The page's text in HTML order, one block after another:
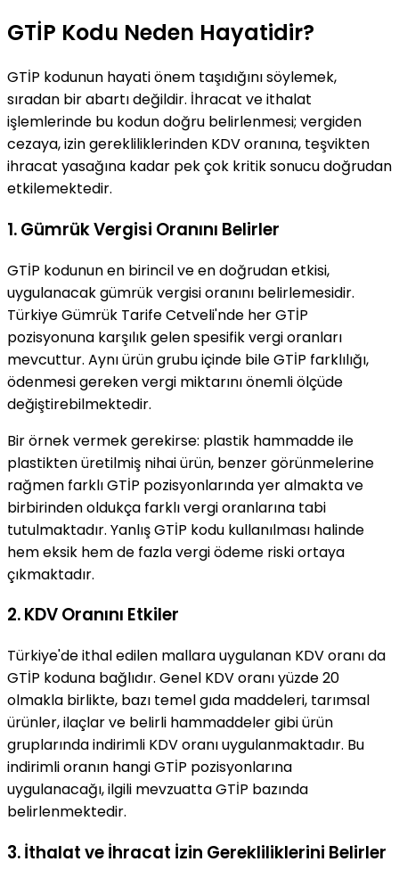
GTİP Kodu Neden Hayatidir?
GTİP kodunun hayati önem taşıdığını söylemek,
sıradan bir abartı değildir. İhracat ve ithalat
işlemlerinde bu kodun doğru belirlenmesi; vergiden
cezaya, izin gerekliliklerinden KDV oranına, teşvikten
ihracat yasağına kadar pek çok kritik sonucu doğrudan
etkilemektedir.
1. Gümrük Vergisi Oranını Belirler
GTİP kodunun en birincil ve en doğrudan etkisi,
uygulanacak gümrük vergisi oranını belirlemesidir.
Türkiye Gümrük Tarife Cetveli'nde her GTİP
pozisyonuna karşılık gelen spesifik vergi oranları
mevcuttur. Aynı ürün grubu içinde bile GTİP farklılığı,
ödenmesi gereken vergi miktarını önemli ölçüde
değiştirebilmektedir.
Bir örnek vermek gerekirse: plastik hammadde ile
plastikten üretilmiş nihai ürün, benzer görünmelerine
rağmen farklı GTİP pozisyonlarında yer almakta ve
birbirinden oldukça farklı vergi oranlarına tabi
tutulmaktadır. Yanlış GTİP kodu kullanılması halinde
hem eksik hem de fazla vergi ödeme riski ortaya
çıkmaktadır.
2. KDV Oranını Etkiler
Türkiye'de ithal edilen mallara uygulanan KDV oranı da
GTİP koduna bağlıdır. Genel KDV oranı yüzde 20
olmakla birlikte, bazı temel gıda maddeleri, tarımsal
ürünler, ilaçlar ve belirli hammaddeler gibi ürün
gruplarında indirimli KDV oranı uygulanmaktadır. Bu
indirimli oranın hangi GTİP pozisyonlarına
uygulanacağı, ilgili mevzuatta GTİP bazında
belirlenmektedir.
3. İthalat ve İhracat İzin Gerekliliklerini Belirler